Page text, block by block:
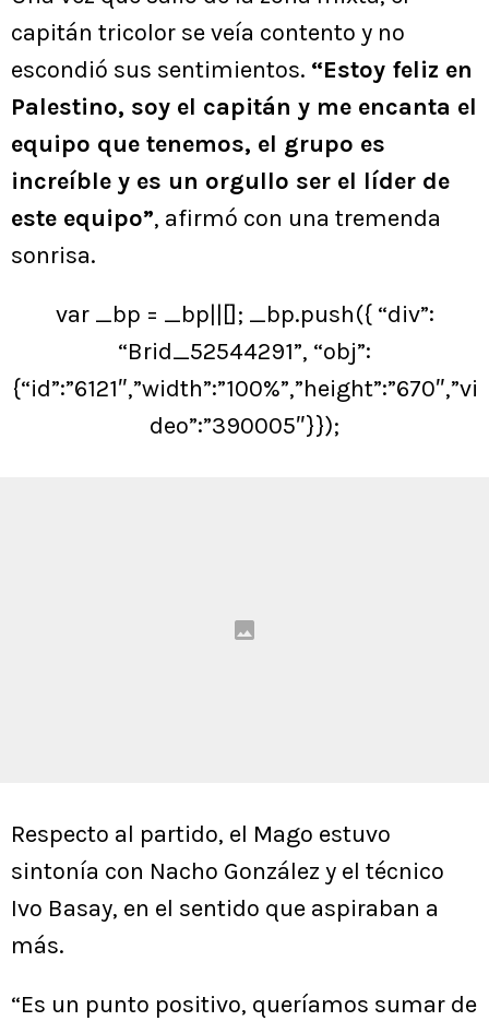
capitán tricolor se veía contento y no
escondió sus sentimientos. “Estoy feliz en
Palestino, soy el capitán y me encanta el
equipo que tenemos, el grupo es
increíble y es un orgullo ser el líder de
este equipo”, afirmó con una tremenda
sonrisa.
var _bp = _bp||[]; _bp.push({ “div”:
“Brid_52544291”, “obj”:
{“id”:”6121″,”width”:”100%”,”height”:”670″,”vi
deo”:”390005″}});
Respecto al partido, el Mago estuvo
sintonía con Nacho González y el técnico
Ivo Basay, en el sentido que aspiraban a
más.
“Es un punto positivo, queríamos sumar de